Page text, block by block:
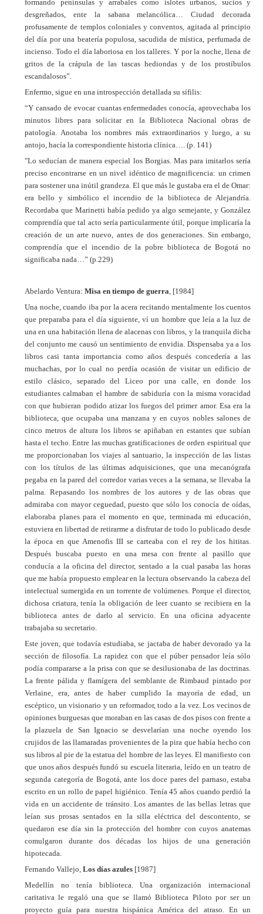
formando penínsulas y arrabales como islotes urbanos, sucios y
desgreñados, ente la sabana melancólica… Ciudad decorada
profusamente de templos coloniales y conventos, agitada al principio
del día por una beatería populosa, sacudida de mística, perfumada de
incienso. Todo el día laboriosa en los talleres. Y por la noche, llena de
gritos de la crápula de las tascas hediondas y de los prostíbulos
escandalosos”.
Enfermo, sigue en una introspección detallada su sífilis:
“Y cansado de evocar cuantas enfermedades conocía, aprovechaba los
minutos libres para solicitar en la Biblioteca Nacional obras de
patología. Anotaba los nombres más extraordinarios y luego, a su
antojo, hacía la correspondiente historia clínica…. (p. 141)
"Lo seducían de manera especial los Borgias. Mas para imitarlos sería
preciso encontrarse en un nivel idéntico de magnificencia: un crimen
para sostener una inútil grandeza. El que más le gustaba era el de Omar:
era bello y simbólico el incendio de la biblioteca de Alejandría.
Recordaba que Marinetti había pedido ya algo semejante, y González
comprendía que tal acto sería particularmente útil, porque implicaría la
creación de un arte nuevo, antes de dos generaciones. Sin embargo,
comprendía que el incendio de la pobre biblioteca de Bogotá no
significaba nada…” (p.229)
Abelardo Ventura: Misa en tiempo de guerra , [1984]
Una noche, cuando iba por la acera recitando mentalmente los cuentos
que preparaba para el día siguiente, ví un hombre que leía a la luz de
una en una habitación llena de alacenas con libros, y la tranquila dicha
del conjunto me causó un sentimiento de envidia. Dispensaba ya a los
libros casi tanta importancia como años después concedería a las
muchachas, por lo cual no perdía ocasión de visitar un edificio de
estilo clásico, separado del Liceo por una calle, en donde los
estudiantes calmaban el hambre de sabiduría con la misma voracidad
con que hubieran podido atizar los fuegos del primer amor. Esa era la
biblioteca, que ocupaba una manzana y en cuyos nobles salones de
cinco metros de altura los libros se apiñaban en estantes que subían
hasta el techo. Entre las muchas gratificaciones de orden espiritual que
me proporcionaban los viajes al santuario, la inspección de las listas
con los títulos de las últimas adquisiciones, que una mecanógrafa
pegaba en la pared del corredor varias veces a la semana, se llevaba la
palma. Repasando los nombres de los autores y de las obras que
admiraba con mayor ceguedad, puesto que sólo los conocía de oídas,
elaboraba planes para el momento en que, terminada mi educación,
estuviera en libertad de retirarme a disfrutar de todo lo publicado desde
la época en que Amenofis III se carteaba con el rey de los hititas.
Después buscaba puesto en una mesa con frente al pasillo que
conducía a la oficina del director, sentado a la cual pasaba las horas
que me había propuesto emplear en la lectura observando la cabeza del
intelectual sumergida en un torrente de volúmenes. Porque el director,
dichosa criatura, tenía la obligación de leer cuanto se recibiera en la
biblioteca antes de darlo al servicio. En una oficina adyacente
trabajaba su secretario.
Este joven, que todavía estudiaba, se jactaba de haber devorado ya la
sección de filosofía. La rapidez con que el púber pensador leía sólo
podía compararse a la prisa con que se desilusionaba de las doctrinas.
La frente pálida y flamígera del semblante de Rimbaud pintado por
Verlaine, era, antes de haber cumplido la mayoría de edad, un
escéptico, un visionario y un reformador, todo a la vez. Los vecinos de
opiniones burguesas que moraban en las casas de dos pisos con frente a
la plazuela de San Ignacio se desvelarían una noche oyendo los
crujidos de las llamaradas provenientes de la pira que había hecho con
sus libros al pie de la estatua del hombre de las leyes. El manifiesto con
que unos años después fundó su escuela literaria, leído en un teatro de
segunda categoría de Bogotá, ante los doce pares del parnaso, estaba
escrito en un rollo de papel higiénico. Tenía 45 años cuando perdió la
vida en un accidente de tránsito. Los amantes de las bellas letras que
leían sus prosas sentados en la silla eléctrica del descontento, se
quedaron ese día sin la protección del hombre con cuyos anatemas
comulgaron durante dos décadas los hijos de una generación
hipotecada.
Fernando Vallejo, Los días azules [1987]
Medellín no tenía biblioteca. Una organización internacional
caritativa le regaló una que se llamó Biblioteca Piloto por ser un
proyecto guía para nuestra hispánica América del atraso. En un